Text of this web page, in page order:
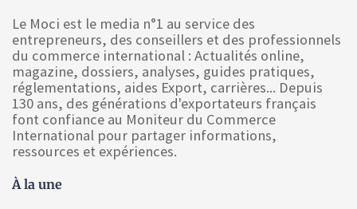
Le Moci est le media n°1 au service des
entrepreneurs, des conseillers et des professionnels
du commerce international : Actualités online,
magazine, dossiers, analyses, guides pratiques,
réglementations, aides Export, carrières... Depuis
130 ans, des générations d'exportateurs français
font confiance au Moniteur du Commerce
International pour partager informations,
ressources et expériences.
À la une